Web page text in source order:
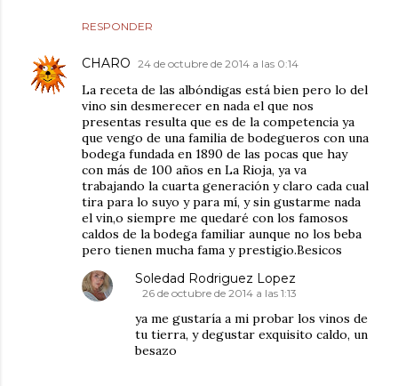
RESPONDER
CHARO 24 de octubre de 2014 a las 0:14
La receta de las albóndigas está bien pero lo del
vino sin desmerecer en nada el que nos
presentas resulta que es de la competencia ya
que vengo de una familia de bodegueros con una
bodega fundada en 1890 de las pocas que hay
con más de 100 años en La Rioja, ya va
trabajando la cuarta generación y claro cada cual
tira para lo suyo y para mí, y sin gustarme nada
el vin,o siempre me quedaré con los famosos
caldos de la bodega familiar aunque no los beba
pero tienen mucha fama y prestigio.Besicos
Soledad Rodriguez Lopez
26 de octubre de 2014 a las 1:13
ya me gustaría a mi probar los vinos de
tu tierra, y degustar exquisito caldo, un
besazo